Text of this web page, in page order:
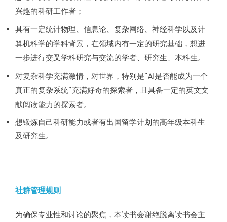
兴趣的科研工作者；
具有一定统计物理、信息论、复杂网络、神经科学以及计
算机科学的学科背景，在领域内有一定的研究基础，想进
一步进行交叉学科研究与交流的学者、研究生、本科生。
对复杂科学充满激情，对世界，特别是“AI是否能成为一个
真正的复杂系统”充满好奇的探索者，且具备一定的英文文
献阅读能力的探索者。
想锻炼自己科研能力或者有出国留学计划的高年级本科生
及研究生。
社群管理规则
为确保专业性和讨论的聚焦，本读书会谢绝脱离读书会主